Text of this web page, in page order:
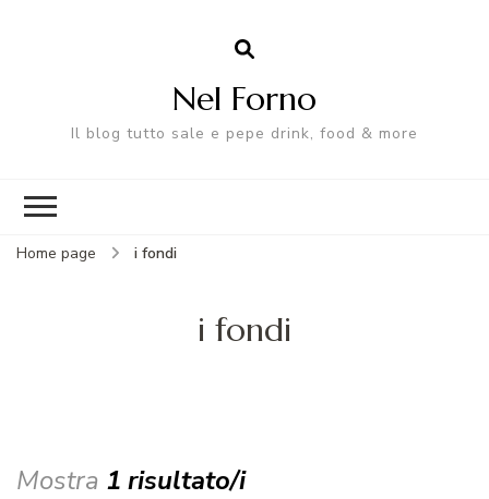
Nel Forno
Il blog tutto sale e pepe drink, food & more
Home page i fondi
i fondi
Mostra 1 risultato/i